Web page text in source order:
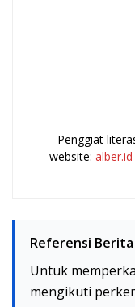
Penggiat
website: alber.id
Referensi
Untuk
mengikuti